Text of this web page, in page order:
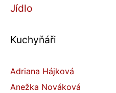
Jídlo
Kuchyňáři
Adriana Hájková
Anežka Nováková